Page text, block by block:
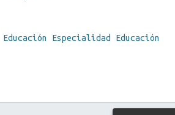
Especialidad Educación